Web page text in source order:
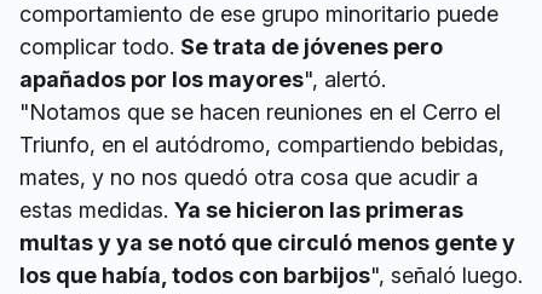
comportamiento de ese grupo minoritario puede
complicar todo. Se trata de jóvenes pero
apañados por los mayores", alertó.
"Notamos que se hacen reuniones en el Cerro el
Triunfo, en el autódromo, compartiendo bebidas,
mates, y no nos quedó otra cosa que acudir a
estas medidas. Ya se hicieron las primeras
multas y ya se notó que circuló menos gente y
los que había, todos con barbijos", señaló luego.